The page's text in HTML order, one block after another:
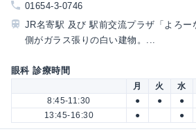
01654-3-0746
JR名寄駅 及び 駅前交流プラザ「よろ
側がガラス張りの白い建物。...
眼科 診療時間
月 火 水
8:45-11:30
● ● ●
13:45-16:30
● ●